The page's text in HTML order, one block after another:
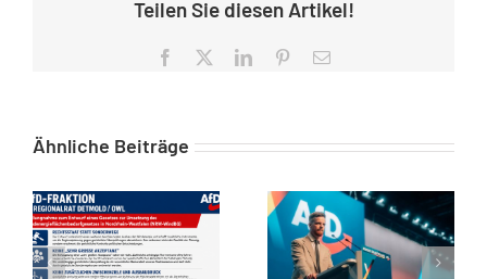
Teilen Sie diesen Artikel!
Facebook LinkedInPinterest
E-
Ähnliche Beiträge